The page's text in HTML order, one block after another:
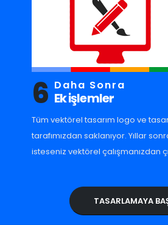
6 Daha Sonra
Ek işlemler
Tüm vektörel tasarım logo ve
tarafımızdan saklanıyor. Yıllar
isteseniz vektörel çalışmanızdan
TASARLAMAYA